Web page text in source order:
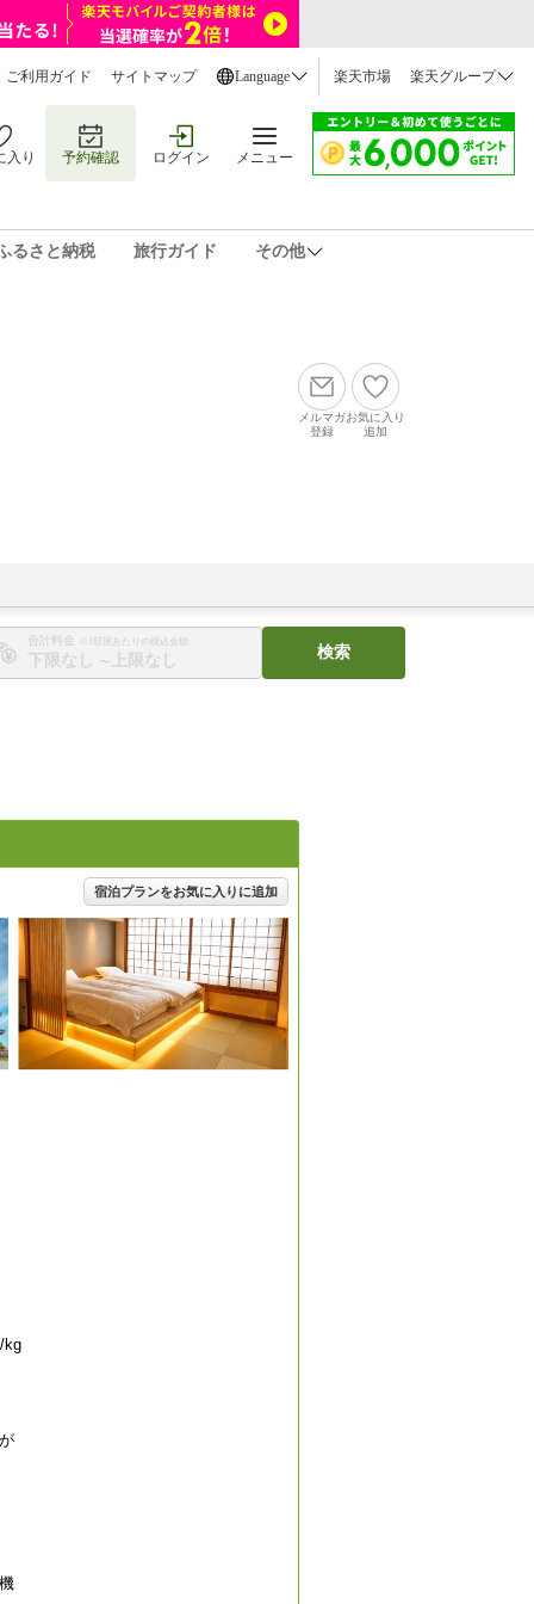
ご利用ガイド サイトマップ Language 楽天市場 楽天グループ
入り 予約確認 ログイン メニュー
るさと納税 旅行ガイド その他
メルマガ
登録
お気に入り
追加
合計料金 ※1部屋あたりの税込金額
〜
検索
宿泊プランをお気に入りに追加
kg